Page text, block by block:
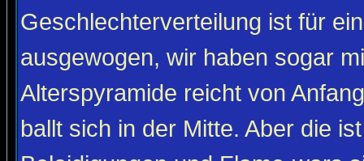
Geschlechterverteilung ist für
ausgewogen, wir haben sogar
Alterspyramide reicht von
ballt sich in der Mitte. Aber die